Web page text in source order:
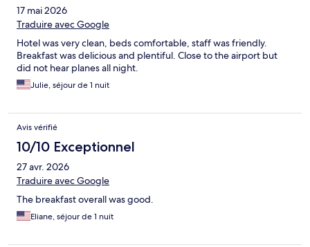
17 mai 2026
Traduire avec Google
Hotel was very clean, beds comfortable, staff was friendly.
Breakfast was delicious and plentiful. Close to the airport but
did not hear planes all night.
Julie, séjour de 1 nuit
Avis vérifié
10/10 Exceptionnel
27 avr. 2026
Traduire avec Google
The breakfast overall was good.
Eliane, séjour de 1 nuit